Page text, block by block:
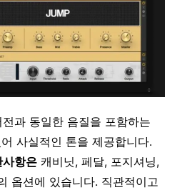
과 동일한 음질을 포함하는
사실적인 톤을 제공합니다.
사항은캐비닛, 페달, 포지셔닝,
옵션에 있습니다. 직관적이고